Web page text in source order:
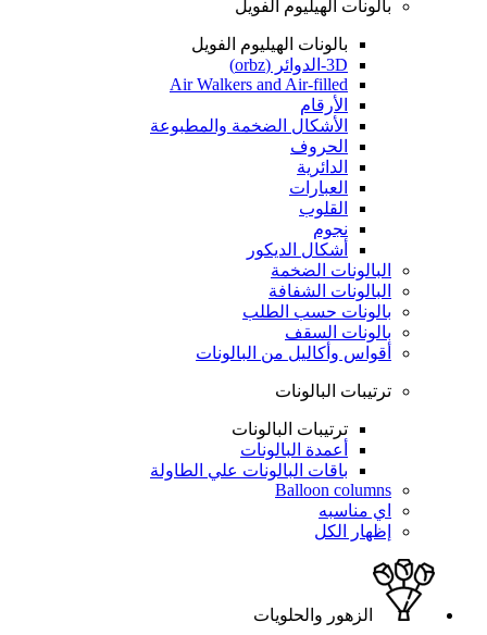
بالونات الهيليوم الفويل
بالونات الهيليوم الفويل
3D-الدوائر (orbz)
Air Walkers and Air-filled
الأرقام
الأشكال الضخمة والمطبوعة
الحروف
الدائرية
العبارات
القلوب
نجوم
أشكال الديكور
البالونات الضخمة
البالونات الشفافة
بالونات حسب الطلب
بالونات السقف
أقواس وأكاليل من البالونات
ترتيبات البالونات
ترتيبات البالونات
أعمدة البالونات
باقات البالونات علي الطاولة
Balloon columns
اي مناسبه
إظهار الكل
الزهور والحلويات